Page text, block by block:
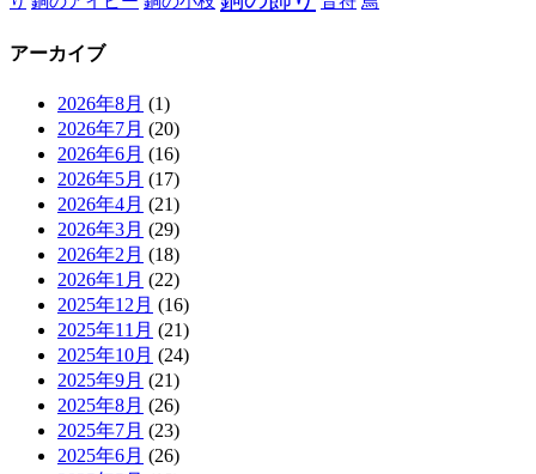
アーカイブ
2026年8月 (1)
2026年7月 (20)
2026年6月 (16)
2026年5月 (17)
2026年4月 (21)
2026年3月 (29)
2026年2月 (18)
2026年1月 (22)
2025年12月 (16)
2025年11月 (21)
2025年10月 (24)
2025年9月 (21)
2025年8月 (26)
2025年7月 (23)
2025年6月 (26)